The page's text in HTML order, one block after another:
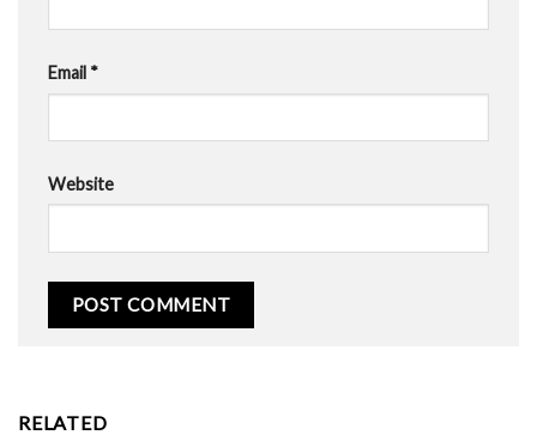
Email *
Website
RELATED